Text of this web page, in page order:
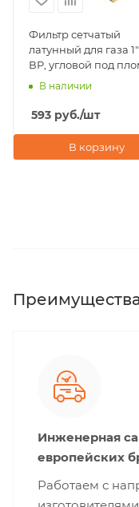
Фильтр сетчатый
латунный для газа
ВР, угловой под
Valfex 46Б5фт
В наличии
593 руб./шт
В корзину
Инженерная
европейских
Работаем с